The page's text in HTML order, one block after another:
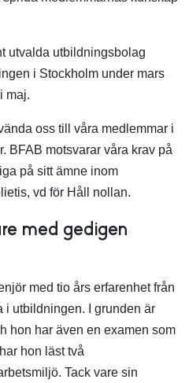
utvalda utbildningsbolag
i Stockholm under mars
maj.
oss till våra medlemmar i
BFAB motsvarar våra krav på
på sitt ämne inom
vd för Håll nollan.
med gedigen
med tio års erfarenhet från
i utbildningen. I grunden är
hon har även en examen som
hon läst två
Tack vare sin